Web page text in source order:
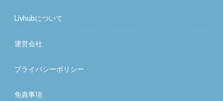
Livhubについて
運営会社
プライバシーポリシー
免責事項